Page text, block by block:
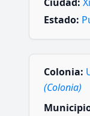
Estado:
Colonia:
(Colonia)